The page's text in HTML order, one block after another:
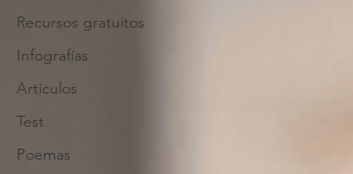
Recursos gratuitos
Infografías
Artículos
Test
Poemas